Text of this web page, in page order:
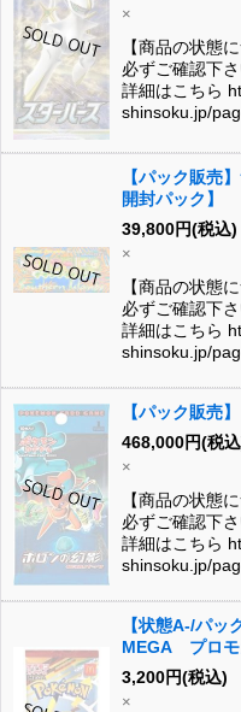
×
【商品の状態
必ずご確認下
詳細はこちら
shinsoku.jp/
【パック販売
開封パック】
39,800円(税込)
×
【商品の状態
必ずご確認下
詳細はこちら
shinsoku.jp/
【パック販売
468,000円(税
×
【商品の状態
必ずご確認下
詳細はこちら
shinsoku.jp/
【状態A-/パッ
MEGA プロモ
3,200円(税込)
×